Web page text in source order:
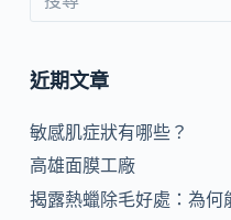
近期文章
敏感肌症狀有哪些？
高雄面膜工廠
揭露熱蠟除毛好處：為